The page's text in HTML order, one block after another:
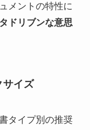
メントの特性に
ドリブンな意思
サイズ
タイプ別の推奨